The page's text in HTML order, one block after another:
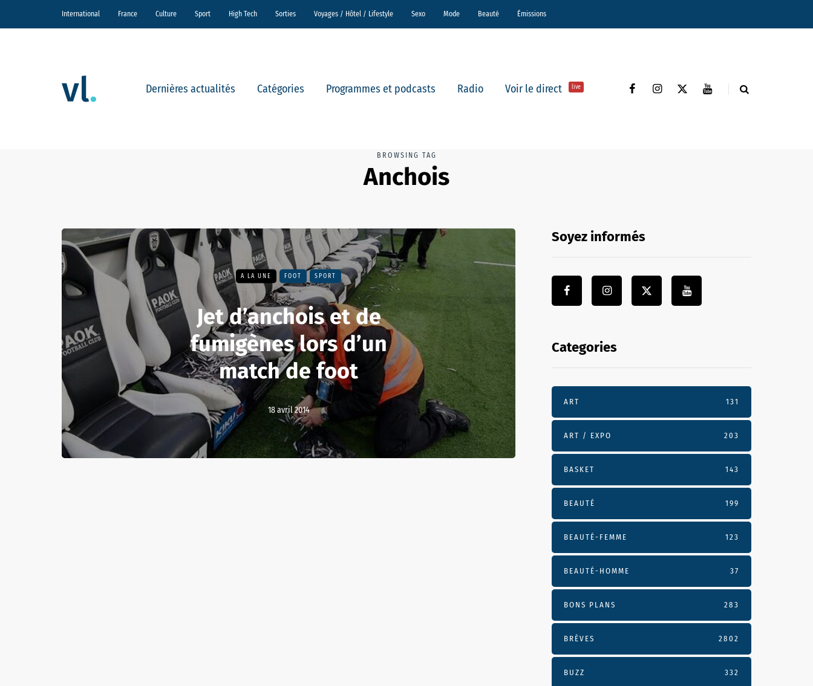
International France Culture Sport High Tech Sorties Voyages / Hôtel / Lifestyle Sexo Mode Beauté Émissions
Dernières actualités Catégories Programmes et podcasts Radio Voir le direct live
BROWSING TAG
Anchois
A LA UNE FOOT SPORT
Jet d’anchois et de
fumigènes lors d’un
match de foot
18 avril 2014
Soyez informés
Categories
ART 131
ART / EXPO 203
BASKET 143
BEAUTÉ 199
BEAUTÉ-FEMME 123
BEAUTÉ-HOMME 37
BONS PLANS 283
BRÈVES 2802
BUZZ 332